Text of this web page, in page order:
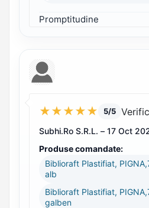
Promptitudine
★★★★★ 5/5
Subhi.Ro S.R.L. – 17 Oct
Produse comandate:
Biblioraft Plastifiat,
alb
Biblioraft Plastifiat,
galben